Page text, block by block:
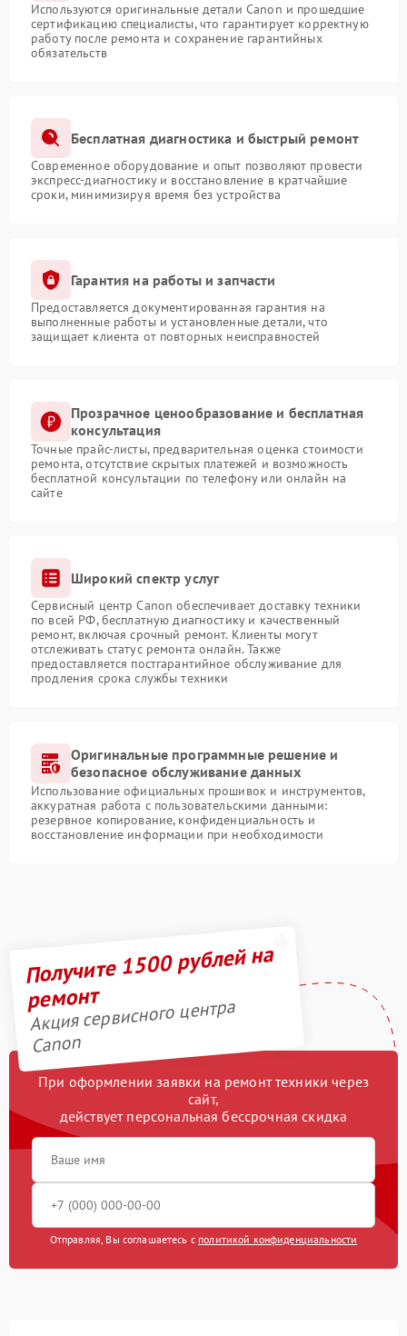
Используются оригинальные детали Canon и прошедшие
сертификацию специалисты, что гарантирует корректную
работу после ремонта и сохранение гарантийных
обязательств
Бесплатная диагностика и быстрый ремонт
Современное оборудование и опыт позволяют провести
экспресс-диагностику и восстановление в кратчайшие
сроки, минимизируя время без устройства
Гарантия на работы и запчасти
Предоставляется документированная гарантия на
выполненные работы и установленные детали, что
защищает клиента от повторных неисправностей
Прозрачное ценообразование и бесплатная
консультация
Точные прайс-листы, предварительная оценка стоимости
ремонта, отсутствие скрытых платежей и возможность
бесплатной консультации по телефону или онлайн на
сайте
Широкий спектр услуг
Сервисный центр Canon обеспечивает доставку техники
по всей РФ, бесплатную диагностику и качественный
ремонт, включая срочный ремонт. Клиенты могут
отслеживать статус ремонта онлайн. Также
предоставляется постгарантийное обслуживание для
продления срока службы техники
Оригинальные программные решение и
безопасное обслуживание данных
Использование официальных прошивок и инструментов,
аккуратная работа с пользовательскими данными:
резервное копирование, конфиденциальность и
восстановление информации при необходимости
Получите 1500 рублей на
ремонт
Акция сервисного центра
Canon
При оформлении заявки на ремонт техники через
сайт,
действует персональная бессрочная скидка
Отправляя, Вы соглашаетесь с политикой конфиденциальности